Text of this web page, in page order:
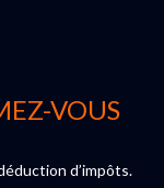
VOUS
d’impôts.